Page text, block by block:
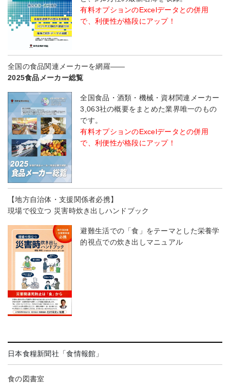
有料オプションのExcelデータとの併用
で、利便性が格段にアップ！
全国の食品関連メーカーを網羅――
2025食品メーカー総覧
全国食品・酒類・機械・資材関連メーカー
3,063社の概要をまとめた業界唯一のもの
です。
有料オプションのExcelデータとの併用
で、利便性が格段にアップ！
【地方自治体・支援関係者必携】
現場で役立つ 災害時炊き出しハンドブック
避難生活での「食」をテーマとした栄養学
的視点での炊き出しマニュアル
日本食糧新聞社「食情報館」
食の図書室